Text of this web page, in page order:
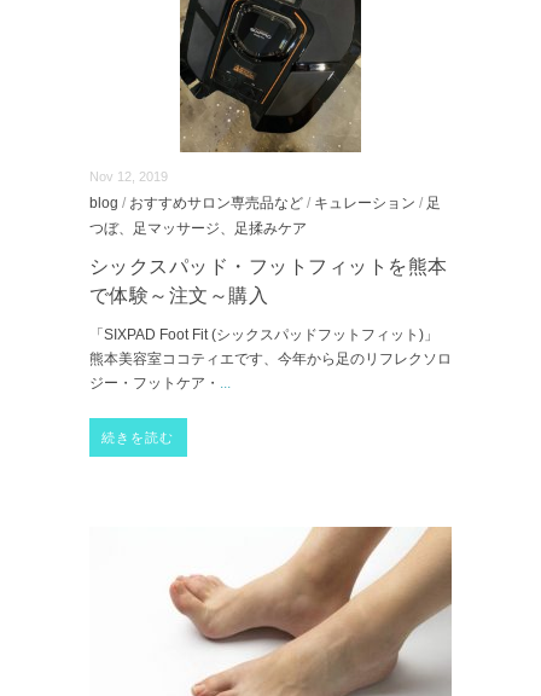
Nov 12, 2019
blog / おすすめサロン専売品など / キュレーション / 足
つぼ、足マッサージ、足揉みケア
シックスパッド・フットフィットを熊本
で体験～注文～購入
「SIXPAD Foot Fit (シックスパッドフットフィット)」
熊本美容室ココティエです、今年から足のリフレクソロ
ジー・フットケア・ ...
続きを読む